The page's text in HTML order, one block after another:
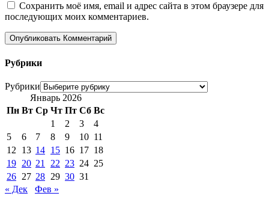
Сохранить моё имя, email и адрес сайта в этом браузере для
последующих моих комментариев.
Рубрики
Рубрики
Январь 2026
Пн Вт Ср Чт Пт Сб Вс
1
2 3
4
5
6 7 8 9 10 11
12
13 14 15 16 17 18
19 20 21 22 23 24 25
26 27 28 29 30 31
« Дек
Фев »